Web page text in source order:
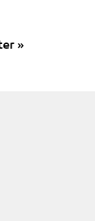
»